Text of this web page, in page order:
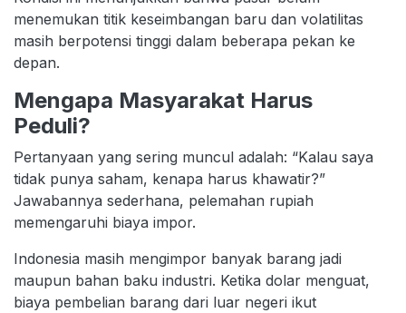
menemukan titik keseimbangan baru dan volatilitas
masih berpotensi tinggi dalam beberapa pekan ke
depan.
Mengapa Masyarakat Harus
Peduli?
Pertanyaan yang sering muncul adalah: “Kalau saya
tidak punya saham, kenapa harus khawatir?”
Jawabannya sederhana, pelemahan rupiah
memengaruhi biaya impor.
Indonesia masih mengimpor banyak barang jadi
maupun bahan baku industri. Ketika dolar menguat,
biaya pembelian barang dari luar negeri ikut